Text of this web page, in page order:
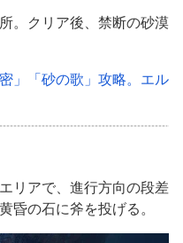
。クリア後、禁断の砂漠
」「砂の歌」攻略。エル
リアで、進行方向の段差
昏の石に斧を投げる。